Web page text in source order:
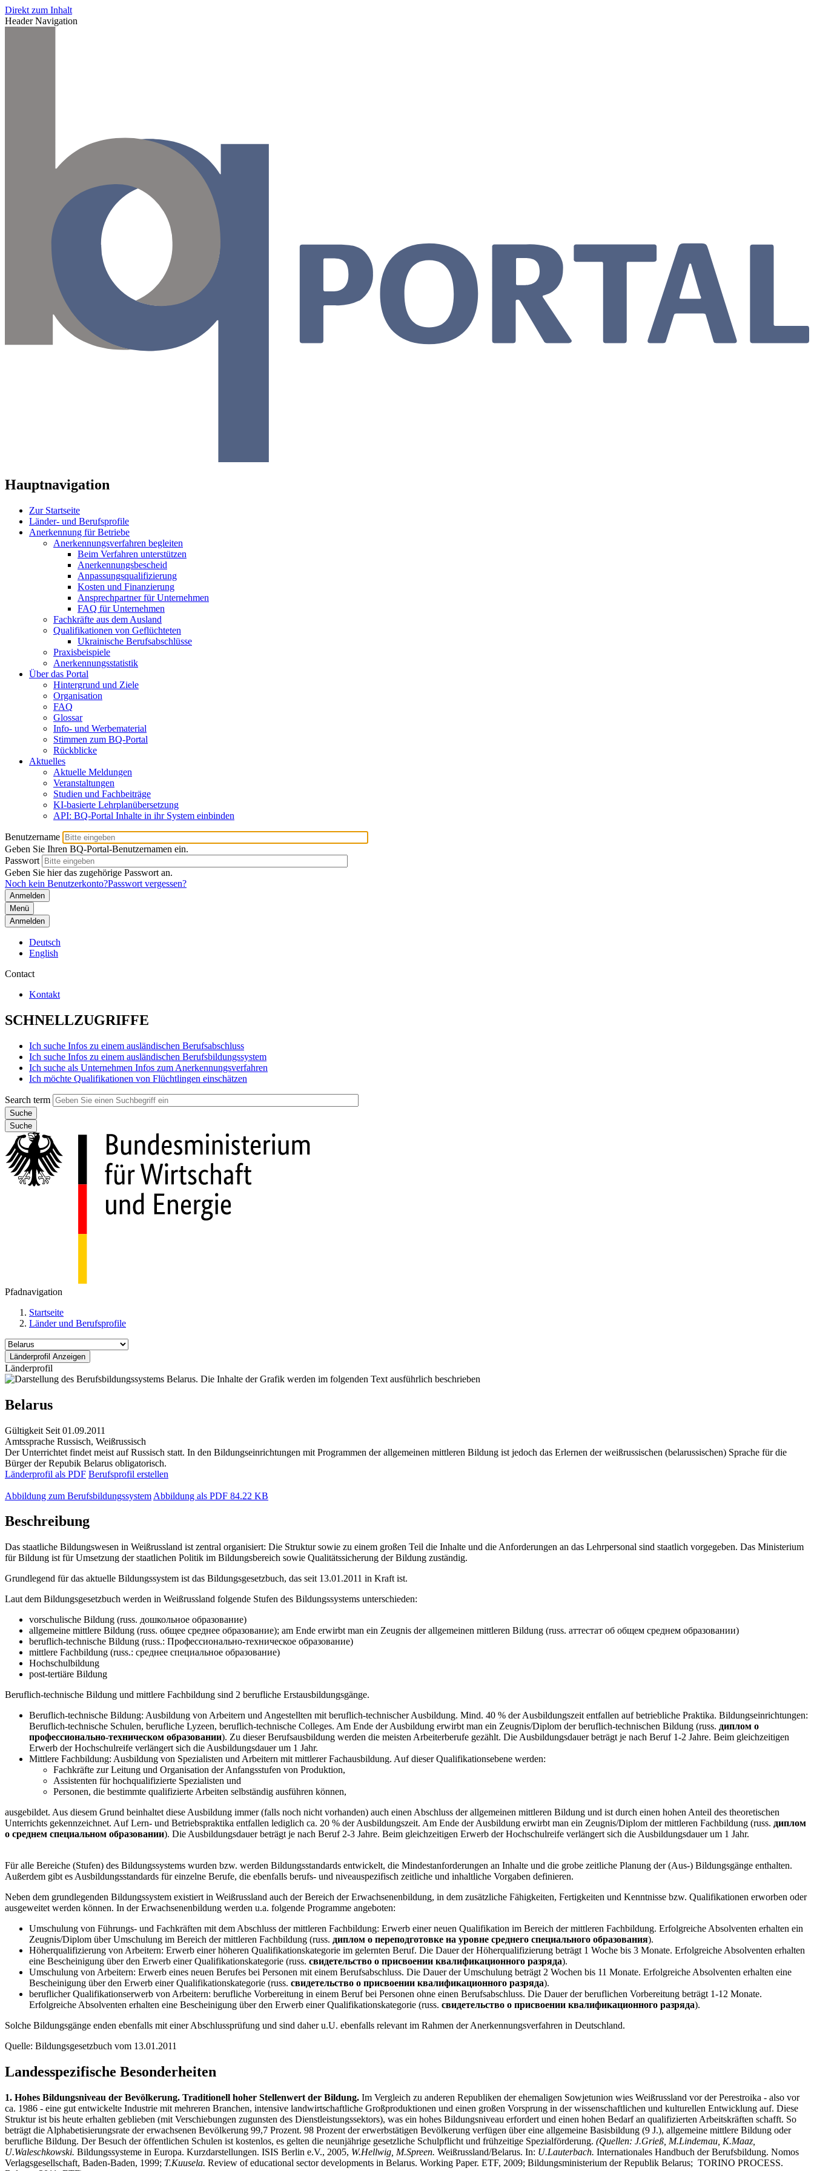
Direkt zum Inhalt
Header Navigation
Hauptnavigation
Zur Startseite
Länder- und Berufsprofile
Anerkennung für Betriebe
Anerkennungsverfahren begleiten
Beim Verfahren unterstützen
Anerkennungsbescheid
Anpassungsqualifizierung
Kosten und Finanzierung
Ansprechpartner für Unternehmen
FAQ für Unternehmen
Fachkräfte aus dem Ausland
Qualifikationen von Geflüchteten
Ukrainische Berufsabschlüsse
Praxisbeispiele
Anerkennungsstatistik
Über das Portal
Hintergrund und Ziele
Organisation
FAQ
Glossar
Info- und Werbematerial
Stimmen zum BQ-Portal
Rückblicke
Aktuelles
Aktuelle Meldungen
Veranstaltungen
Studien und Fachbeiträge
KI-basierte Lehrplanübersetzung
API: BQ-Portal Inhalte in ihr System einbinden
Benutzername
Geben Sie Ihren BQ-Portal-Benutzernamen ein.
Passwort
Geben Sie hier das zugehörige Passwort an.
Noch kein Benutzerkonto?Passwort vergessen?
Menü
Anmelden
Deutsch
English
Contact
Kontakt
SCHNELLZUGRIFFE
Ich suche Infos zu einem ausländischen Berufsabschluss
Ich suche Infos zu einem ausländischen Berufsbildungssystem
Ich suche als Unternehmen Infos zum Anerkennungsverfahren
Ich möchte Qualifikationen von Flüchtlingen einschätzen
Search term
Suche
Pfadnavigation
Startseite
Länder und Berufsprofile
Länderprofil
Belarus
Gültigkeit Seit 01.09.2011
Amtssprache Russisch, Weißrussisch
Der Unterrichtet findet meist auf Russisch statt. In den Bildungseinrichtungen mit Programmen der allgemeinen mittleren Bildung ist jedoch das Erlernen der weißrussischen (belarussischen) Sprache für die
Bürger der Repubik Belarus obligatorisch.
Länderprofil als PDF Berufsprofil erstellen
Abbildung zum Berufsbildungssystem Abbildung als PDF 84.22 KB
Beschreibung
Das staatliche Bildungswesen in Weißrussland ist zentral organisiert: Die Struktur sowie zu einem großen Teil die Inhalte und die Anforderungen an das Lehrpersonal sind staatlich vorgegeben. Das Ministerium
für Bildung ist für Umsetzung der staatlichen Politik im Bildungsbereich sowie Qualitätssicherung der Bildung zuständig.
Grundlegend für das aktuelle Bildungssystem ist das Bildungsgesetzbuch, das seit 13.01.2011 in Kraft ist.
Laut dem Bildungsgesetzbuch werden in Weißrussland folgende Stufen des Bildungssystems unterschieden:
vorschulische Bildung (russ. дошкольное образование)
allgemeine mittlere Bildung (russ. общее среднее образование); am Ende erwirbt man ein Zeugnis der allgemeinen mittleren Bildung (russ. аттестат об общем среднем образовании)
beruflich-technische Bildung (russ.: Профессионально-техническое образование)
mittlere Fachbildung (russ.: среднее специальное образование)
Hochschulbildung
post-tertiäre Bildung
Beruflich-technische Bildung und mittlere Fachbildung sind 2 berufliche Erstausbildungsgänge.
Beruflich-technische Bildung: Ausbildung von Arbeitern und Angestellten mit beruflich-technischer Ausbildung. Mind. 40 % der Ausbildungszeit entfallen auf betriebliche Praktika. Bildungseinrichtungen:
Beruflich-technische Schulen, berufliche Lyzeen, beruflich-technische Colleges. Am Ende der Ausbildung erwirbt man ein Zeugnis/Diplom der beruflich-technischen Bildung (russ. диплом о
профессионально-техническом образовании). Zu dieser Berufsausbildung werden die meisten Arbeiterberufe gezählt. Die Ausbildungsdauer beträgt je nach Beruf 1-2 Jahre. Beim gleichzeitigen
Erwerb der Hochschulreife verlängert sich die Ausbildungsdauer um 1 Jahr.
Mittlere Fachbildung: Ausbildung von Spezialisten und Arbeitern mit mittlerer Fachausbildung. Auf dieser Qualifikationsebene werden:
Fachkräfte zur Leitung und Organisation der Anfangsstufen von Produktion,
Assistenten für hochqualifizierte Spezialisten und
Personen, die bestimmte qualifizierte Arbeiten selbständig ausführen können,
ausgebildet. Aus diesem Grund beinhaltet diese Ausbildung immer (falls noch nicht vorhanden) auch einen Abschluss der allgemeinen mittleren Bildung und ist durch einen hohen Anteil des theoretischen
Unterrichts gekennzeichnet. Auf Lern- und Betriebspraktika entfallen lediglich ca. 20 % der Ausbildungszeit. Am Ende der Ausbildung erwirbt man ein Zeugnis/Diplom der mittleren Fachbildung (russ. диплом
о среднем специальном образовании). Die Ausbildungsdauer beträgt je nach Beruf 2-3 Jahre. Beim gleichzeitigen Erwerb der Hochschulreife verlängert sich die Ausbildungsdauer um 1 Jahr.
Für alle Bereiche (Stufen) des Bildungssystems wurden bzw. werden Bildungsstandards entwickelt, die Mindestanforderungen an Inhalte und die grobe zeitliche Planung der (Aus-) Bildungsgänge enthalten.
Außerdem gibt es Ausbildungsstandards für einzelne Berufe, die ebenfalls berufs- und niveauspezifisch zeitliche und inhaltliche Vorgaben definieren.
Neben dem grundlegenden Bildungssystem existiert in Weißrussland auch der Bereich der Erwachsenenbildung, in dem zusätzliche Fähigkeiten, Fertigkeiten und Kenntnisse bzw. Qualifikationen erworben oder
ausgeweitet werden können. In der Erwachsenenbildung werden u.a. folgende Programme angeboten:
Umschulung von Führungs- und Fachkräften mit dem Abschluss der mittleren Fachbildung: Erwerb einer neuen Qualifikation im Bereich der mittleren Fachbildung. Erfolgreiche Absolventen erhalten ein
Zeugnis/Diplom über Umschulung im Bereich der mittleren Fachbildung (russ. диплом о переподготовке на уровне среднего специального образования).
Höherqualifizierung von Arbeitern: Erwerb einer höheren Qualifikationskategorie im gelernten Beruf. Die Dauer der Höherqualifizierung beträgt 1 Woche bis 3 Monate. Erfolgreiche Absolventen erhalten
eine Bescheinigung über den Erwerb einer Qualifikationskategorie (russ. свидетельство о присвоении квалификационного разряда).
Umschulung von Arbeitern: Erwerb eines neuen Berufes bei Personen mit einem Berufsabschluss. Die Dauer der Umschulung beträgt 2 Wochen bis 11 Monate. Erfolgreiche Absolventen erhalten eine
Bescheinigung über den Erwerb einer Qualifikationskategorie (russ. свидетельство о присвоении квалификационного разряда).
beruflicher Qualifikationserwerb von Arbeitern: berufliche Vorbereitung in einem Beruf bei Personen ohne einen Berufsabschluss. Die Dauer der beruflichen Vorbereitung beträgt 1-12 Monate.
Erfolgreiche Absolventen erhalten eine Bescheinigung über den Erwerb einer Qualifikationskategorie (russ. свидетельство о присвоении квалификационного разряда).
Solche Bildungsgänge enden ebenfalls mit einer Abschlussprüfung und sind daher u.U. ebenfalls relevant im Rahmen der Anerkennungsverfahren in Deutschland.
Quelle: Bildungsgesetzbuch vom 13.01.2011
Landesspezifische Besonderheiten
1. Hohes Bildungsniveau der Bevölkerung. Traditionell hoher Stellenwert der Bildung. Im Vergleich zu anderen Republiken der ehemaligen Sowjetunion wies Weißrussland vor der Perestroika - also vor
ca. 1986 - eine gut entwickelte Industrie mit mehreren Branchen, intensive landwirtschaftliche Großproduktionen und einen großen Vorsprung in der wissenschaftlichen und kulturellen Entwicklung auf. Diese
Struktur ist bis heute erhalten geblieben (mit Verschiebungen zugunsten des Dienstleistungssektors), was ein hohes Bildungsniveau erfordert und einen hohen Bedarf an qualifizierten Arbeitskräften schafft. So
beträgt die Alphabetisierungsrate der erwachsenen Bevölkerung 99,7 Prozent. 98 Prozent der erwerbstätigen Bevölkerung verfügen über eine allgemeine Basisbildung (9 J.), allgemeine mittlere Bildung oder
berufliche Bildung. Der Besuch der öffentlichen Schulen ist kostenlos, es gelten die neunjährige gesetzliche Schulpflicht und frühzeitige Spezialförderung. (Quellen: J.Grieß, M.Lindemau, K.Maaz,
U.Waleschkowski. Bildungssysteme in Europa. Kurzdarstellungen. ISIS Berlin e.V., 2005, W.Hellwig, M.Spreen. Weißrussland/Belarus. In: U.Lauterbach. Internationales Handbuch der Berufsbildung. Nomos
Verlagsgesellschaft, Baden-Baden, 1999; T.Kuusela. Review of educational sector developments in Belarus. Working Paper. ETF, 2009; Bildungsministerium der Republik Belarus; TORINO PROCESS.